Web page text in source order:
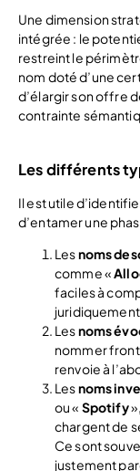
Une dimension
intégrée : le
restreint le
nom doté d’une
d’élargir son offre
contrainte
Les différents
Il est utile
d’entamer une
Lesnoms
comme «
faciles à
Lesnoms
nommer
renvoie à
Lesnoms
ou « Spotify
chargent de
Ce sont
justement